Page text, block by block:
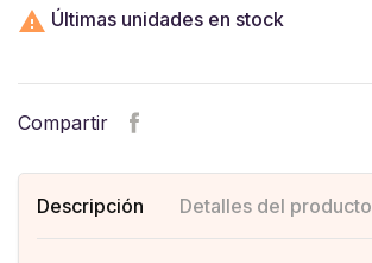
 Últimas unidades en stock
Compartir
Descripción Detalles del producto